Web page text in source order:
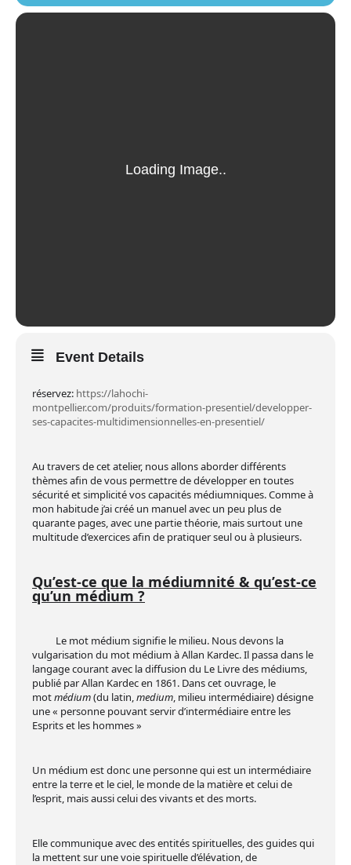
Event Details
réservez: https://lahochi-
montpellier.com/produits/formation-presentiel/developper-
ses-capacites-multidimensionnelles-en-presentiel/
Au travers de cet atelier, nous allons aborder différents
thèmes afin de vous permettre de développer en toutes
sécurité et simplicité vos capacités médiumniques. Comme à
mon habitude j’ai créé un manuel avec un peu plus de
quarante pages, avec une partie théorie, mais surtout une
multitude d’exercices afin de pratiquer seul ou à plusieurs.
Qu’est-ce que la médiumnité & qu’est-ce
qu’un médium ?
Le mot médium signifie le milieu. Nous devons la
vulgarisation du mot médium à Allan Kardec. Il passa dans le
langage courant avec la diffusion du Le Livre des médiums,
publié par Allan Kardec en 1861. Dans cet ouvrage, le
motmédium(du latin,medium, milieu intermédiaire) désigne
une « personne pouvant servir d’intermédiaire entre les
Esprits et les hommes »
Un médium est donc une personne qui est un intermédiaire
entre la terre et le ciel, le monde de la matière et celui de
l’esprit, mais aussi celui des vivants et des morts.
Elle communique avec des entités spirituelles, des guides qui
la mettent sur une voie spirituelle d’élévation, de